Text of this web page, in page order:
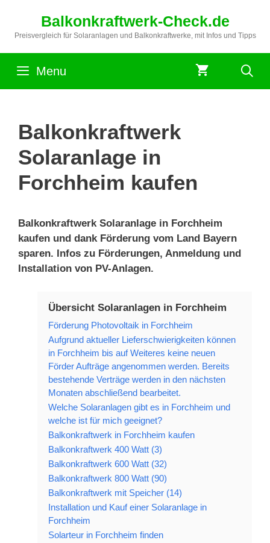
springen
Balkonkraftwerk-Check.de
Preisvergleich für Solaranlagen und Balkonkraftwerke, mit Infos und Tipps
Menu
Balkonkraftwerk
Solaranlage in
Forchheim kaufen
Balkonkraftwerk Solaranlage in Forchheim
kaufen und dank Förderung vom Land Bayern
sparen. Infos zu Förderungen, Anmeldung und
Installation von PV-Anlagen.
Übersicht Solaranlagen in Forchheim
Förderung Photovoltaik in Forchheim
Aufgrund aktueller Lieferschwierigkeiten können
in Forchheim bis auf Weiteres keine neuen
Förder Aufträge angenommen werden. Bereits
bestehende Verträge werden in den nächsten
Monaten abschließend bearbeitet.
Welche Solaranlagen gibt es in Forchheim und
welche ist für mich geeignet?
Balkonkraftwerk in Forchheim kaufen
Balkonkraftwerk 400 Watt (3)
Balkonkraftwerk 600 Watt (32)
Balkonkraftwerk 800 Watt (90)
Balkonkraftwerk mit Speicher (14)
Installation und Kauf einer Solaranlage in
Forchheim
Solarteur in Forchheim finden